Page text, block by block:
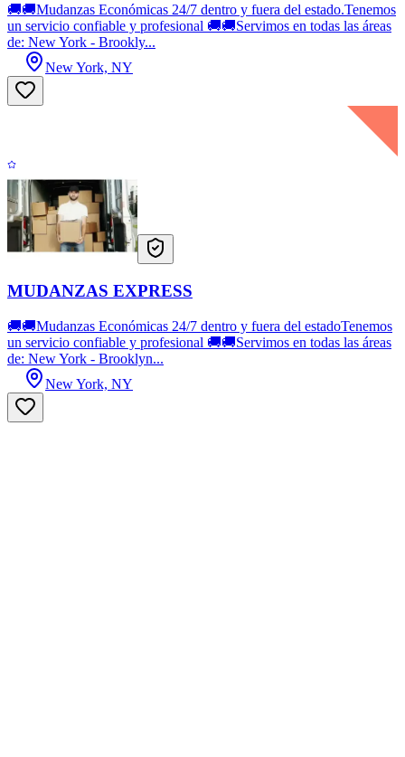
🚚🚚Mudanzas Económicas 24/7 dentro y fuera del estado.Tenemos
un servicio confiable y profesional 🚚🚚Servimos en todas las áreas
de: New York - Brookly...
New York, NY
MUDANZAS EXPRESS
🚚🚚Mudanzas Económicas 24/7 dentro y fuera del estadoTenemos
un servicio confiable y profesional 🚚🚚Servimos en todas las áreas
de: New York - Brooklyn...
New York, NY